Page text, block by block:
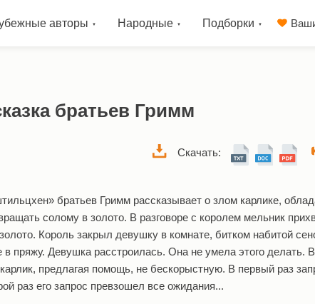
авторы Народные Подборки
братьев Гримм
Скачать:
братьев Гримм рассказывает о злом карлике,
солому в золото. В разговоре с королем мельник
Король закрыл девушку в комнате, битком набитой
в пряжу. Девушка расстроилась. Она не умела этого делать.
предлагая помощь, не бескорыстную. В первый раз
раз его запрос превзошел все ожидания...